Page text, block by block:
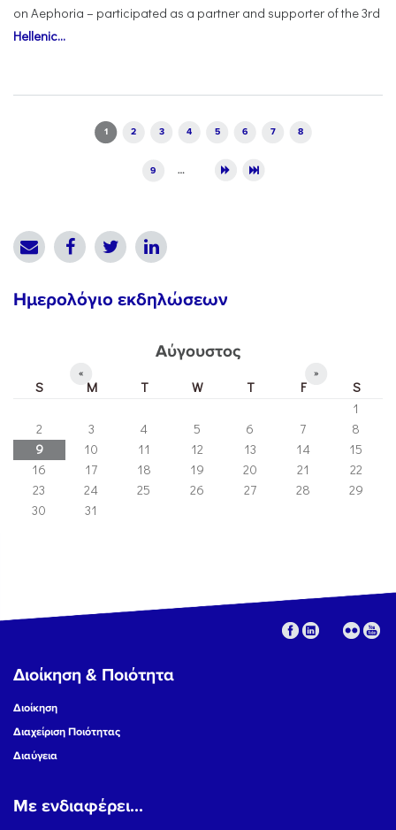
on Aephoria – participated as a partner and supporter of the 3rd
Hellenic...
1 2 3 4 5 6 7 8
9 …
Ημερολόγιο εκδηλώσεων
Αύγουστος
« »
S M T W T F
S
1
2
3 4 5 6 7
8
9
10 11 12 13 14
15
16
17 18 19 20 21
22
23
24 25 26 27 28
29
30
31
Διοίκηση & Ποιότητα
Διοίκηση
Διαχείριση Ποιότητας
Διαύγεια
Με ενδιαφέρει...